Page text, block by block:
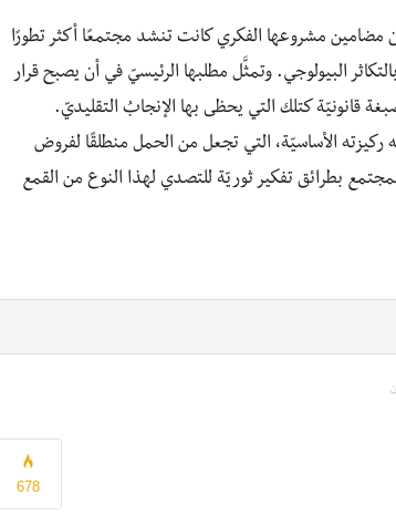
مضامين مشروعها الفكري كانت تنشد مجتمعًا أكثر تطورًا
البيولوجي. وتمثَّل مطلبها الرئيسيّ في أن يصبح قرار
قانونيّة كتلك التي يحظى بها الإنجابُ التقليديّ.
الأساسيّة، التي تجعل من الحمل منطلقًا لفروض
بطرائق تفكير ثوريّة للتصدي لهذا النوع من القمع
678